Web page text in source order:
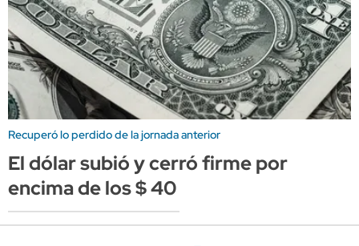
Recuperó lo perdido de la jornada anterior
El dólar subió y cerró firme por
encima de los $ 40